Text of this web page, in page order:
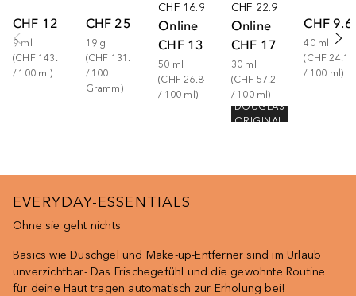
CHF 12.90
9 ml
(CHF 143.33
/ 100 ml )
CHF 25.00
19 g
(CHF 131.58
/ 100
Gramm)
CHF 16.99
Online
CHF 13.42
50 ml
(CHF 26.84
/ 100 ml )
CHF 22.90
Online
CHF 17.17
30 ml
(CHF 57.23
/ 100 ml)
DOUGLAS
ORIGINAL
CHF
40 ml
(CHF 24.13
/ 100 ml )
EVERYDAY-ESSENTIALS
Ohne sie geht nichts
Basics wie Duschgel und Make-up-Entferner sind im Urlaub
unverzichtbar- Das Frischegefühl und die gewohnte Routine
für deine Haut tragen automatisch zur Erholung bei!